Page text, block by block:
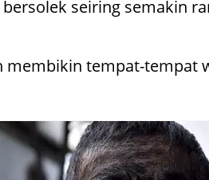
seiring semakin
membikin tempat-tempat